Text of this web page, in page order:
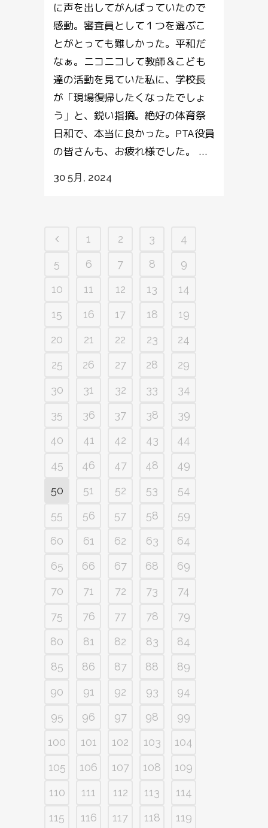
に声を出してがんばっていたので
感動。審査員として１つを選ぶこ
とがとっても難しかった。平和だ
なぁ。ニコニコして教師＆こども
達の活動を見ていた私に、学校長
が「現場復帰したくなったでしょ
う」と、鋭い指摘。絶好の体育祭
日和で、本当に良かった。PTA役員
の皆さんも、お疲れ様でした。 ...
30 5月, 2024
1 2 3
4
5
6 7 8
9
10
11 12 13
14
15
16 17 18
19
20
21 22 23
24
25
26 27 28
29
30
31 32 33
34
35
36 37 38
39
40
41 42 43
44
45
46 47 48
49
50
51 52 53
54
55
56 57 58
59
60
61 62 63
64
65
66 67 68
69
70
71 72 73
74
75
76 77 78
79
80
81 82 83
84
85
86 87 88
89
90
91 92 93
94
95
96 97 98
99
100
101 102 103
104
105
106 107 108
109
110
111 112 113
114
115
116 117 118 119